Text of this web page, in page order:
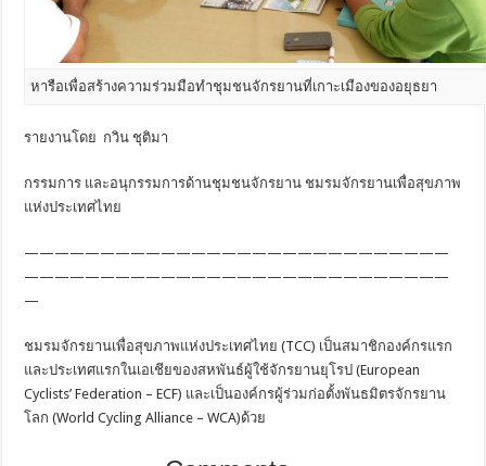
หารือเพื่อสร้างความร่วมมือทำชุมชนจักรยานที่เกาะเมืองของอยุธยา
รายงานโดย กวิน ชุติมา
กรรมการ และอนุกรรมการด้านชุมชนจักรยาน ชมรมจักรยานเพื่อสุขภาพ
แห่งประเทศไทย
————————————————————————————
————————————————————————————
—
ชมรมจักรยานเพื่อสุขภาพแห่งประเทศไทย (TCC) เป็นสมาชิกองค์กรแรก
และประเทศแรกในเอเชียของสหพันธ์ผู้ใช้จักรยานยุโรป (European
Cyclists’ Federation – ECF) และเป็นองค์กรผู้ร่วมก่อตั้งพันธมิตรจักรยาน
โลก (World Cycling Alliance – WCA)ด้วย